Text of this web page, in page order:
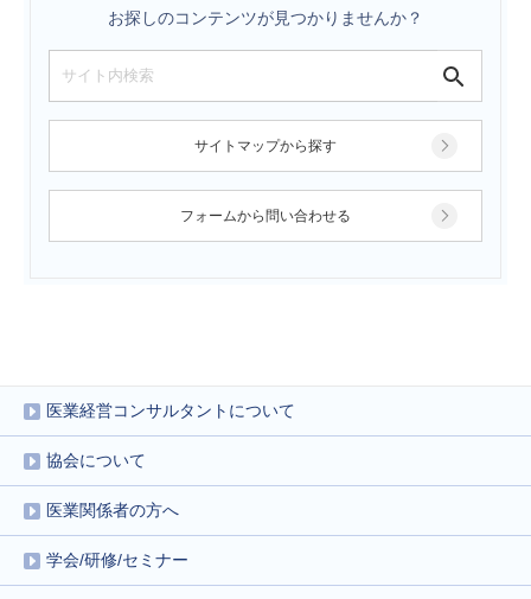
お探しのコンテンツが見つかりませんか？
サイトマップから探す
フォームから問い合わせる
医業経営コンサルタントについて
協会について
医業関係者の方へ
学会/研修/セミナー